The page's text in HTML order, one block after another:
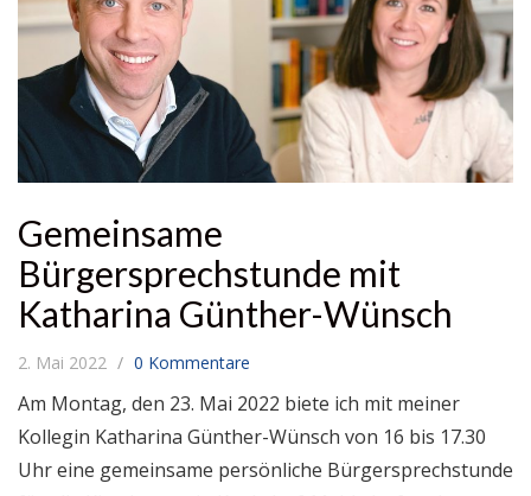
Gemeinsame
Bürgersprechstunde mit
Katharina Günther-Wünsch
2. Mai 2022 0 Kommentare
Am Montag, den 23. Mai 2022 biete ich mit meiner
Kollegin Katharina Günther-Wünsch von 16 bis 17.30
Uhr eine gemeinsame persönliche Bürgersprechstunde